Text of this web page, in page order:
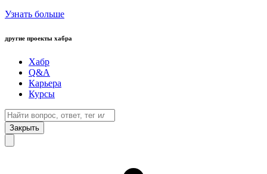
Узнать больше
другие проекты хабра
Хабр
Q&A
Карьера
Курсы
Закрыть